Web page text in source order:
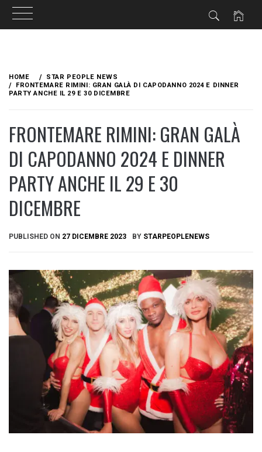
content
HOME
STAR PEOPLE NEWS
FRONTEMARE RIMINI: GRAN GALÀ DI CAPODANNO 2024 E DINNER
PARTY ANCHE IL 29 E 30 DICEMBRE
FRONTEMARE RIMINI: GRAN GALÀ
DI CAPODANNO 2024 E DINNER
PARTY ANCHE IL 29 E 30
DICEMBRE
PUBLISHED ON 27 DICEMBRE 2023 BY STARPEOPLENEWS